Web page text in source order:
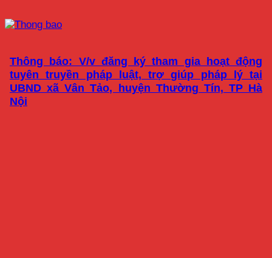
Thông báo: V/v đăng ký tham gia hoạt động
tuyên truyền pháp luật, trợ giúp pháp lý tại
UBND xã Vân Tảo, huyện Thường Tín, TP Hà
Nội